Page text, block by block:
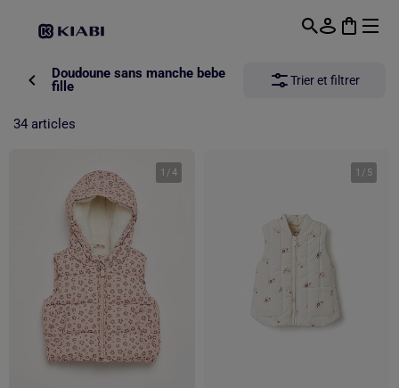
Doudoune sans manche bebe
fille
Trier et filtrer
34 articles
1 /4 1 / 5